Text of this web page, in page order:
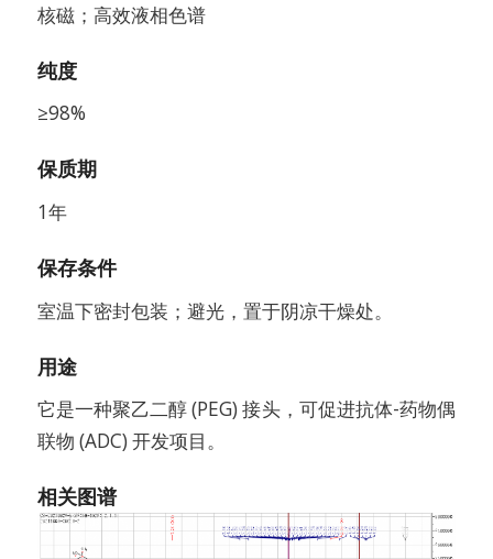
核磁；高效液相色谱
纯度
≥98%
保质期
1年
保存条件
室温下密封包装；避光，置于阴凉干燥处。
用途
它是一种聚乙二醇 (PEG) 接头，可促进抗体-药物偶
联物 (ADC) 开发项目。
相关图谱